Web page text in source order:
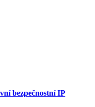
bezpečnostní IP